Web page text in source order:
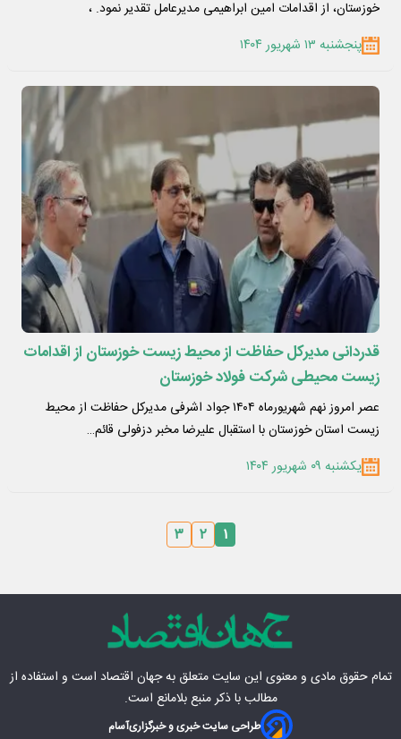
خوزستان، از اقدامات امین ابراهیمی مدیرعامل تقدیر نمود. ،
پنجشنبه ۱۳ شهریور ۱۴۰۴
قدردانی مدیرکل حفاظت از محیط زیست خوزستان از اقدامات
زیست محیطی شرکت فولاد خوزستان
عصر امروز نهم شهریورماه ۱۴۰۴ جواد اشرفی مدیرکل حفاظت از محیط
زیست استان خوزستان با استقبال علیرضا مخبر دزفولی قائم…
یکشنبه ۰۹ شهریور ۱۴۰۴
۱ ۲ ۳
تمام حقوق مادی‌ و معنوی این سایت متعلق بهجهان اقتصاد است و استفاده از
مطالب با ذکر منبع بلامانع است.
طراحی سایت خبری و خبرگزاریآسام